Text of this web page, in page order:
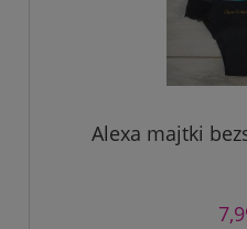
Alexa majtki